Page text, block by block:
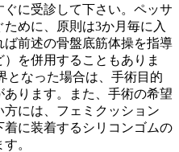
に受診して下さい。ペッサ
めに、原則は3か月毎に入
前述の骨盤底筋体操を指導
を併用することもありま
となった場合は、手術目的
ります。また、手術の希望
には、フェミクッション
着に装着するシリコンゴムの
。